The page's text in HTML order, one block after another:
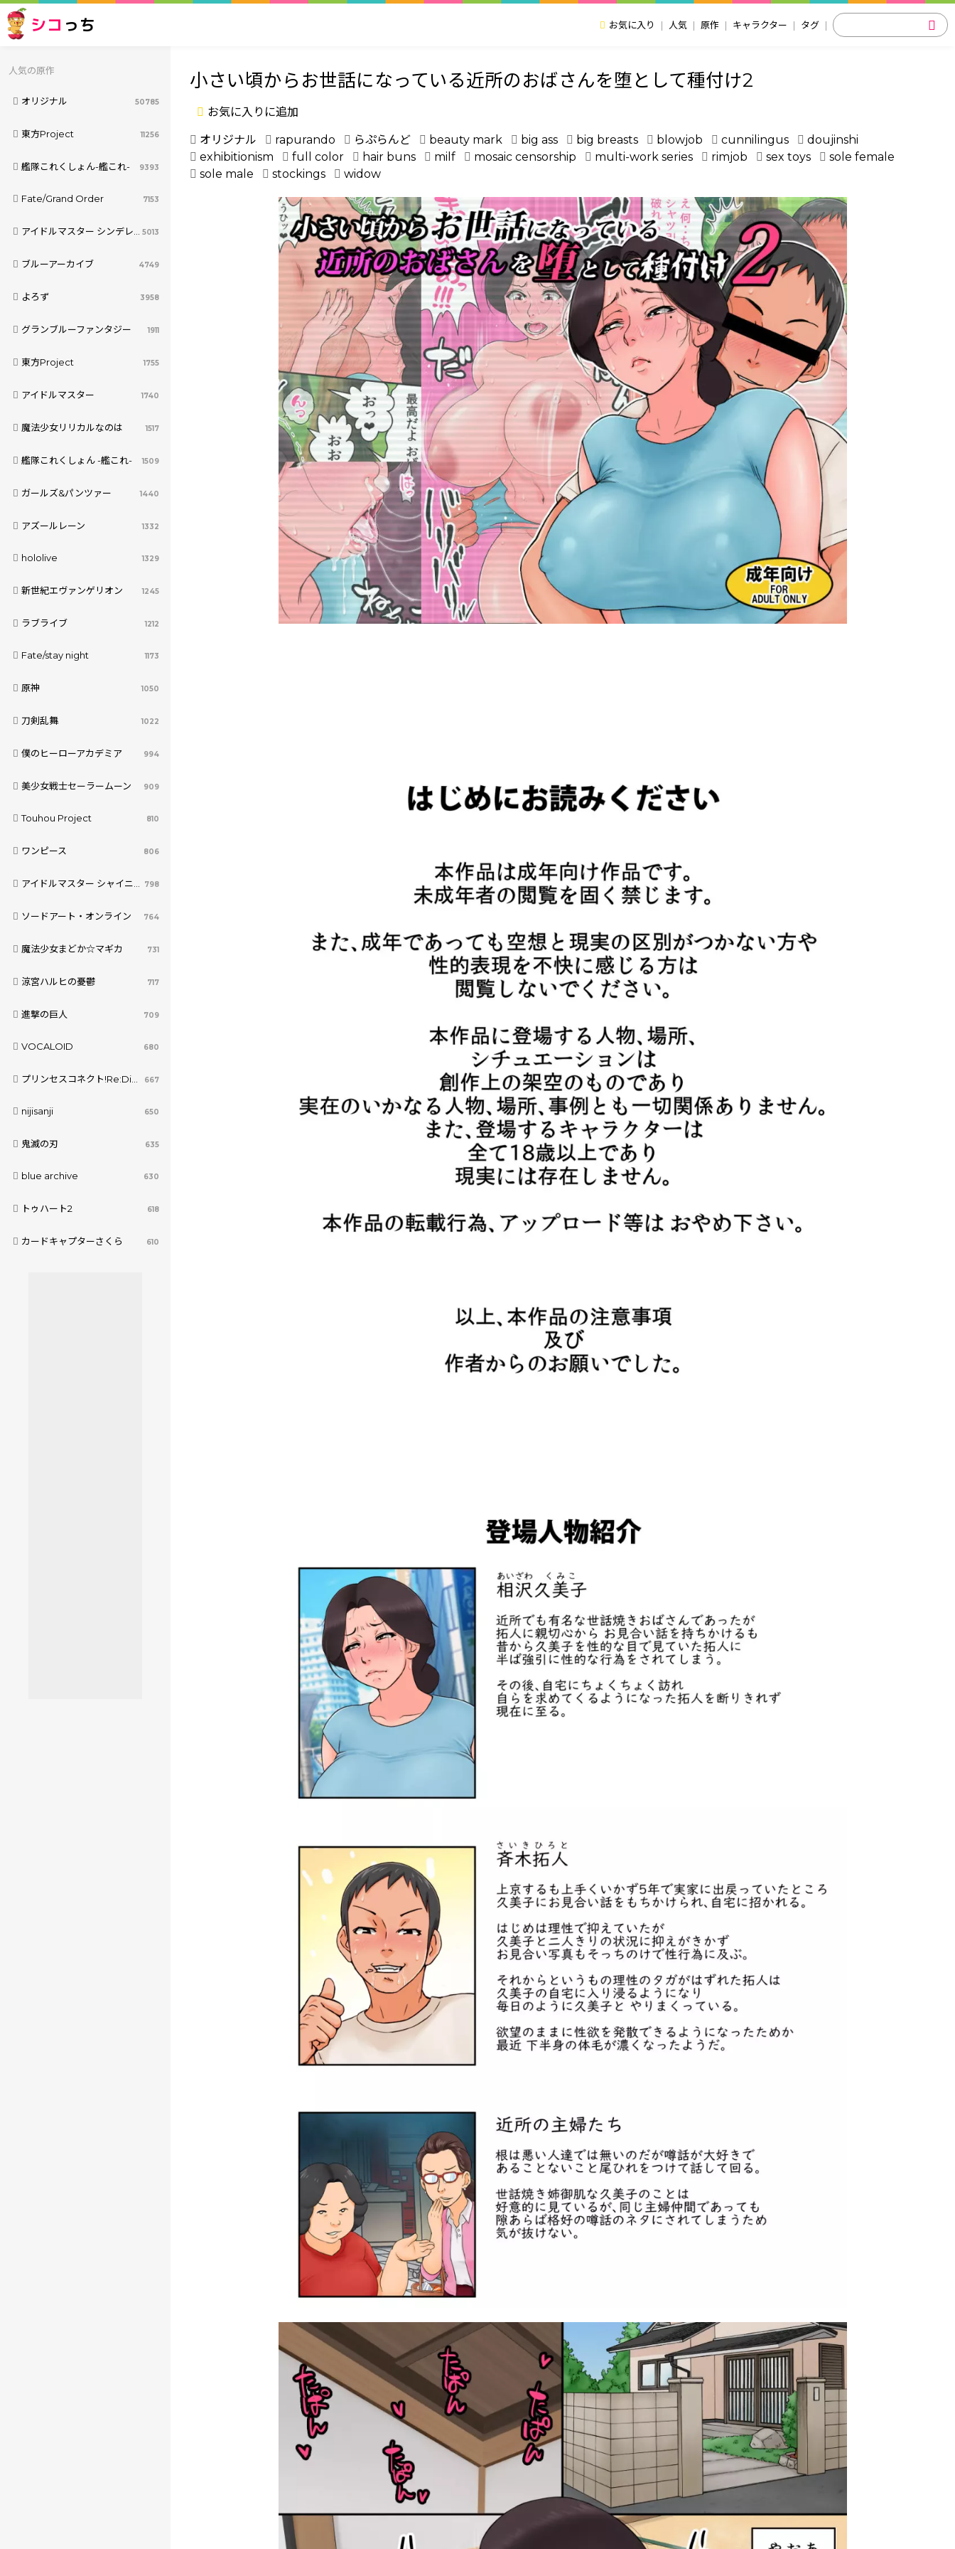
シコ っち お気に入り 人気 原作 キャラクター タグ
人気の原作
オリジナル 50785
東方Project 11256
艦隊これくしょん-艦これ- 9393
Fate/Grand Order 7153
アイドルマスター シンデレラガールズ 5013
ブルーアーカイブ 4749
よろず 3958
グランブルーファンタジー 1911
東方Project 1755
アイドルマスター 1740
魔法少女リリカルなのは 1517
艦隊これくしょん -艦これ- 1509
ガールズ&パンツァー 1440
アズールレーン 1332
hololive 1329
新世紀エヴァンゲリオン 1245
ラブライブ 1212
Fate/stay night 1173
原神 1050
刀剣乱舞 1022
僕のヒーローアカデミア 994
美少女戦士セーラームーン 909
Touhou Project 810
ワンピース 806
アイドルマスター シャイニーカラーズ 798
ソードアート・オンライン 764
魔法少女まどか☆マギカ 731
涼宮ハルヒの憂鬱 717
進撃の巨人 709
VOCALOID 680
プリンセスコネクト!Re:Dive 667
nijisanji 650
鬼滅の刃 635
blue archive 630
トゥハート2 618
カードキャプターさくら 610
小さい頃からお世話になっている近所のおばさんを堕として種付け2
お気に入りに追加
オリジナル rapurando らぷらんど beauty mark big ass big breasts blowjob cunnilingus
doujinshi
exhibitionism
full color hair buns milf mosaic censorship multi-work series rimjob sex toys
sole female
sole male
stockings widow